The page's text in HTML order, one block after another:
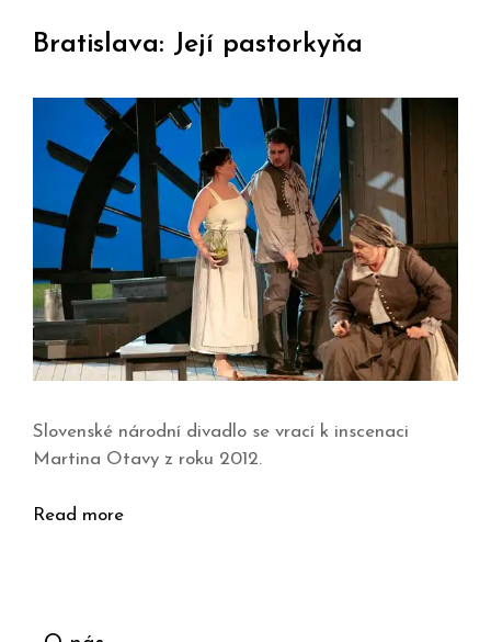
Bratislava: Její pastorkyňa
Slovenské národní divadlo se vrací k inscenaci
Martina Otavy z roku 2012.
Read more